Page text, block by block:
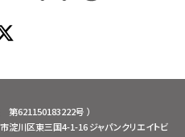
621150183222号 ）
川区東三国4-1-16 ジャパンクリエイトビ